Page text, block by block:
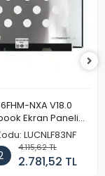
NXA V18.0
Ekran Paneli
144Hz
LUCNLF83NF
4.115,62 TL
2.781,52 TL